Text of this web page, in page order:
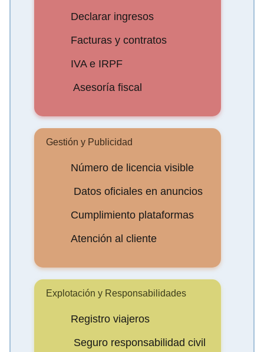
Declarar ingresos
Facturas y contratos
IVA e IRPF
‍ Asesoría fiscal
Gestión y Publicidad
Número de licencia visible
️ Datos oficiales en anuncios
Cumplimiento plataformas
Atención al cliente
Explotación y Responsabilidades
Registro viajeros
️ Seguro responsabilidad civil